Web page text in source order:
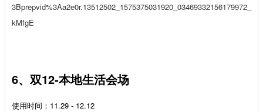
3Bprepvid%3Aa2e0r.13512502_1575375031920_03469332156179972_
kMfgE
6、双12-本地生活会场
使用时间：11.29 - 12.12